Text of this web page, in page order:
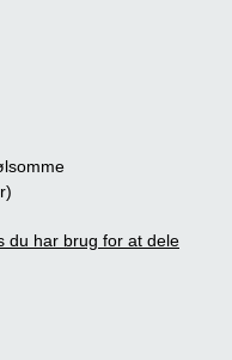
du har brug for at dele